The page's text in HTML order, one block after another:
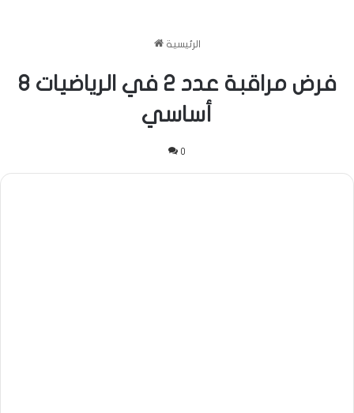
الرئيسية
فرض مراقبة عدد 2 في الرياضيات 8
أساسي
0